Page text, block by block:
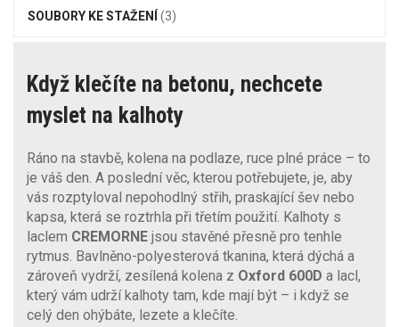
SOUBORY KE STAŽENÍ (3)
Když klečíte na betonu, nechcete
myslet na kalhoty
Ráno na stavbě, kolena na podlaze, ruce plné práce – to
je váš den. A poslední věc, kterou potřebujete, je, aby
vás rozptyloval nepohodlný střih, praskající šev nebo
kapsa, která se roztrhla při třetím použití. Kalhoty s
laclem CREMORNE jsou stavěné přesně pro tenhle
rytmus. Bavlněno-polyesterová tkanina, která dýchá a
zároveň vydrží, zesílená kolena z Oxford 600D a lacl,
který vám udrží kalhoty tam, kde mají být – i když se
celý den ohýbáte, lezete a klečíte.